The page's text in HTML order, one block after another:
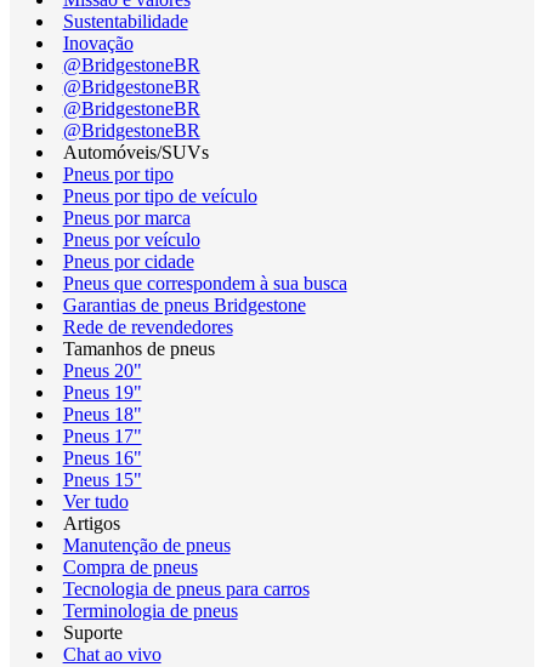
Sustentabilidade
Inovação
@BridgestoneBR
@BridgestoneBR
@BridgestoneBR
@BridgestoneBR
Automóveis/SUVs
Pneus por tipo
Pneus por tipo de veículo
Pneus por marca
Pneus por veículo
Pneus por cidade
Pneus que correspondem à sua busca
Garantias de pneus Bridgestone
Rede de revendedores
Tamanhos de pneus
Pneus 20"
Pneus 19"
Pneus 18"
Pneus 17"
Pneus 16"
Pneus 15"
Ver tudo
Artigos
Manutenção de pneus
Compra de pneus
Tecnologia de pneus para carros
Terminologia de pneus
Suporte
Chat ao vivo